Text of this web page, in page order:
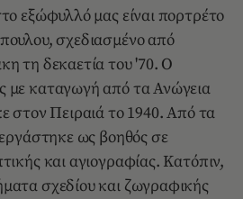
εξώφυλλό μας είναι πορτρέτο
σχεδιασμένο από
τη δεκαετία του '70. Ο
καταγωγή από τα Ανώγεια
στον Πειραιά το 1940. Από τα
ως βοηθός σε
και αγιογραφίας. Κατόπιν,
σχεδίου και ζωγραφικής